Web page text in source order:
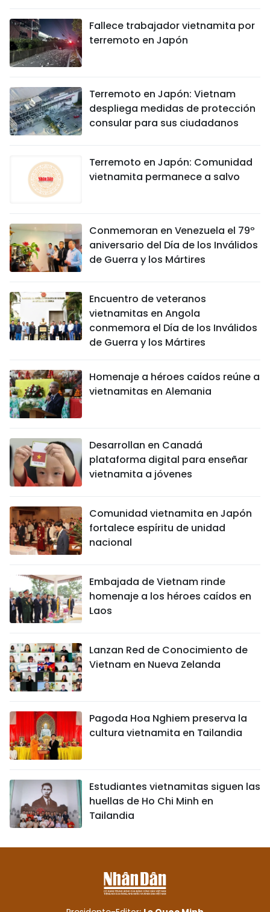
Fallece trabajador vietnamita por
terremoto en Japón
Terremoto en Japón: Vietnam
despliega medidas de protección
consular para sus ciudadanos
Terremoto en Japón: Comunidad
vietnamita permanece a salvo
Conmemoran en Venezuela el 79º
aniversario del Día de los Inválidos
de Guerra y los Mártires
Encuentro de veteranos
vietnamitas en Angola
conmemora el Día de los Inválidos
de Guerra y los Mártires
Homenaje a héroes caídos reúne a
vietnamitas en Alemania
Desarrollan en Canadá
plataforma digital para enseñar
vietnamita a jóvenes
Comunidad vietnamita en Japón
fortalece espíritu de unidad
nacional
Embajada de Vietnam rinde
homenaje a los héroes caídos en
Laos
Lanzan Red de Conocimiento de
Vietnam en Nueva Zelanda
Pagoda Hoa Nghiem preserva la
cultura vietnamita en Tailandia
Estudiantes vietnamitas siguen las
huellas de Ho Chi Minh en
Tailandia